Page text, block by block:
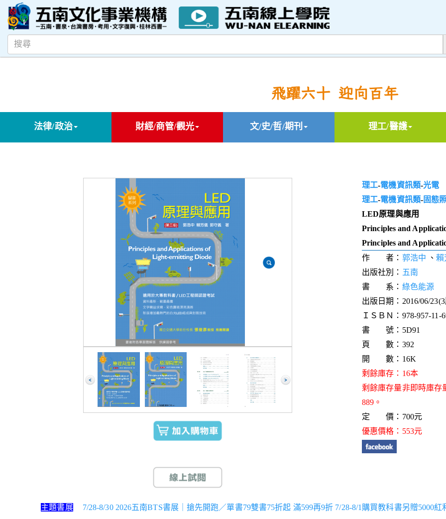
飛躍六十 迎向百年
法律/政治 財經/商管/觀光 文/史/哲/期刊 理工/醫護
理工-電機資訊類-光電
理工-電機資訊類-固態
LED原理與應用
Principles and
Principles and
作 者： 郭浩中 、賴
出版社別： 五南
書 系： 綠色能源
出版日期：2016/06/
ＩＳＢＮ：978-957-11-
書 號：5D91
頁 數：392
開 數：16K
剩餘庫存：16本
剩餘庫存量非即時庫存
889。
定 價：700元
優惠價格：553元
主題書展
7/28-8/30 2026五南BTS書展｜搶先開跑／單書79雙書75折起 滿599再9折 7/28-8/1購買教科書另贈5000紅